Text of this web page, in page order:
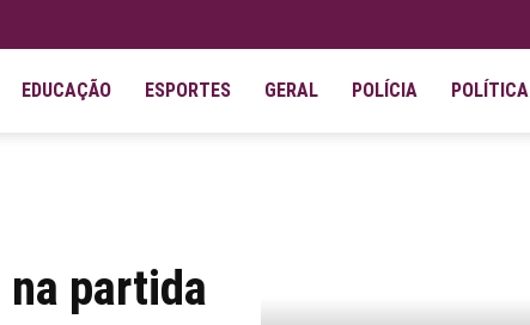
EDUCAÇÃO ESPORTES GERAL POLÍCIA POLÍTICA
na partida